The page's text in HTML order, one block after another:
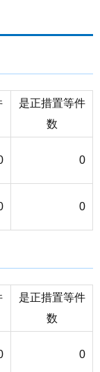
是正措置等件
数
0
0
是正措置等件
数
0